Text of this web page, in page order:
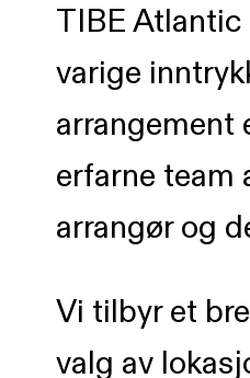
TIBE Atlantic
varige
arrangement
erfarne team
arrangør og
Vi tilbyr et
valg av